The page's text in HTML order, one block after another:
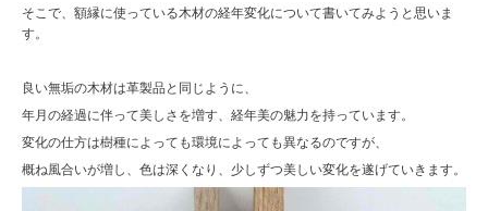
そこで、額縁に使っている木材の経年変化について書いてみようと思いま
す。
良い無垢の木材は革製品と同じように、
年月の経過に伴って美しさを増す、経年美の魅力を持っています。
変化の仕方は樹種によっても環境によっても異なるのですが、
概ね風合いが増し、色は深くなり、少しずつ美しい変化を遂げていきます。